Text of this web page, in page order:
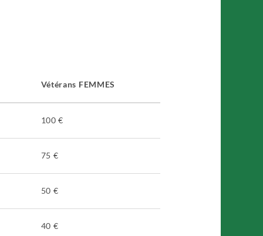
Vétérans FEMMES
100 €
75 €
50 €
40 €